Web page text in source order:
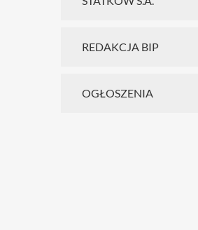
REDAKCJA BIP
OGŁOSZENIA